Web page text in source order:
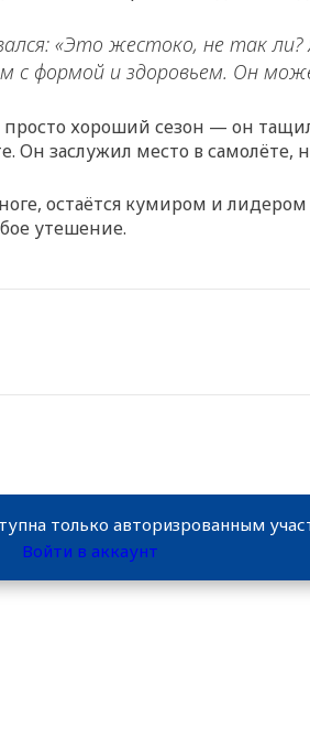
«Это жестоко, не так
с формой и здоровьем. Он
хороший сезон — он тащил
заслужил место в самолёте,
остаётся кумиром и
утешение.
только авторизрованным
Войти в аккаунт